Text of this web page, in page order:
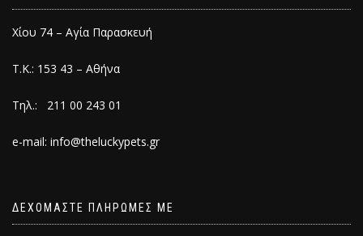
Χίου 74 – Αγία Παρασκευή
Τ.Κ.: 153 43 – Αθήνα
Τηλ.: 211 00 243 01
e-mail: info@theluckypets.gr
ΔΕΧΟΜΑΣΤΕ ΠΛΗΡΩΜΕΣ ΜΕ